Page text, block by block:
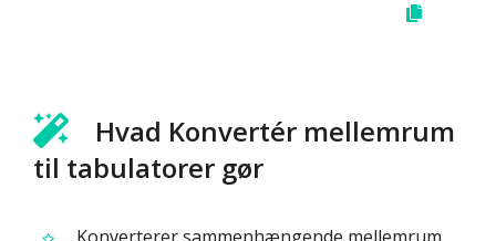
Hvad Konvertér mellemrum
til tabulatorer gør
Konverterer sammenhængende mellemrum